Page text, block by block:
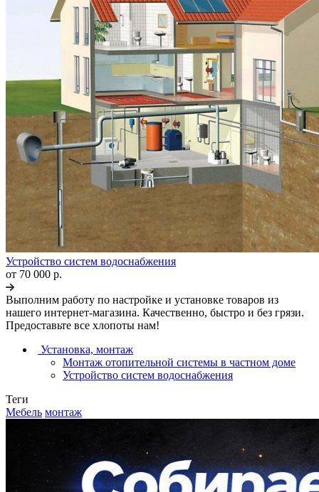
Устройство систем водоснабжения
от 70 000 р.
Выполним работу по настройке и установке товаров из
нашего интернет-магазина. Качественно, быстро и без грязи.
Предоставьте все хлопоты нам!
Установка, монтаж
Монтаж отопительной системы в частном доме
Устройство систем водоснабжения
Теги
Мебель монтаж